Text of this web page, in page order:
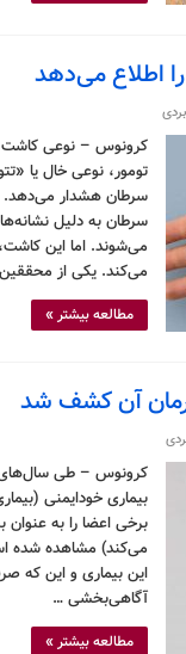
اطلاع می‌دهد
کرونوس – نوعی
تومور، نوعی خال یا
سرطان هشدار می‌دهد.
سرطان به دلیل
می‌شوند. اما این کاشت،
می‌کند. یکی از
مطالعه بیشتر »
آن کشف شد
کرونوس – طی سال‌های
بیماری خودایمنی
برخی اعضا را به عنوان
می‌کند) مشاهده شده
این بیماری و این که
آگاهی‌بخشی …
مطالعه بیشتر »